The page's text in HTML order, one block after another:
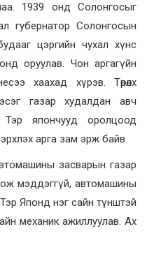
1939 онд Солонгосыг
губернатор Солонгосын
цэргийн чухал хүнс
оруулав. Чон аргагүйн
хаахад хүрэв. Төрөлх
газар худалдан авч
япончууд оролцоод
арга зам эрж байв.
засварын газар
мэддэггүй, автомашины
Японд нэг сайн түнштэй
механик ажиллуулав. Ах